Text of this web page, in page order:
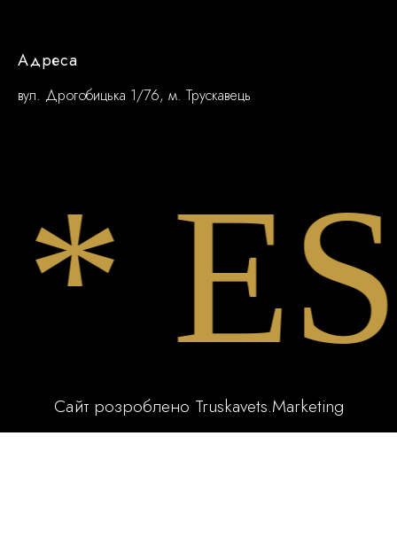
Адреса
вул. Дрогобицька 1/76, м. Трускавець
Сайт розроблено Truskavets.Marketing